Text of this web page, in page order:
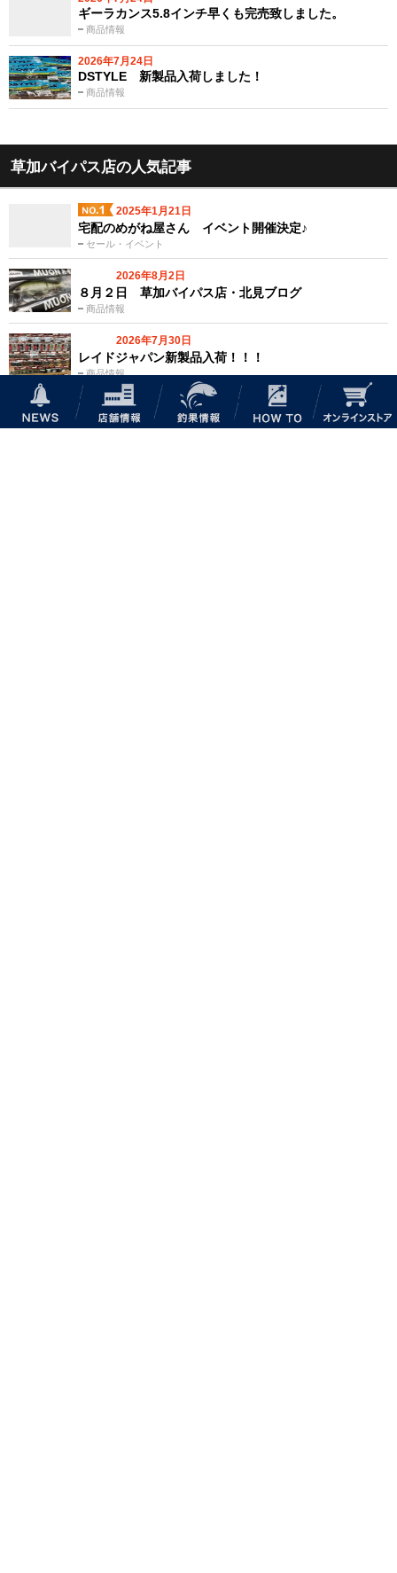
商品情報
ギーラカンス5.8インチ早くも完売致しました。
2026年7月24日
商品情報
DSTYLE 新製品入荷しました！
草加バイパス店の人気記事
2025年1月21日
セール・イベント
宅配のめがね屋さん イベント開催決定♪
2026年8月2日
商品情報
８月２日 草加バイパス店・北見ブログ
2026年7月30日
商品情報
レイドジャパン新製品入荷！！！
NEWS 店舗情報 釣果情報 HOW TO